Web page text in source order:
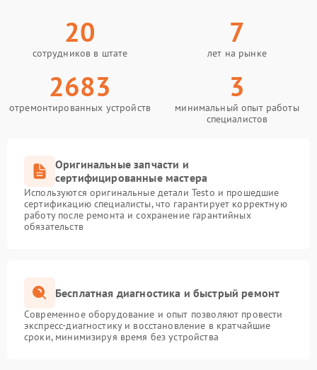
20
сотрудников в штате
7
лет на рынке
2683
отремонтированных устройств
3
минимальный опыт работы
специалистов
Оригинальные запчасти и
сертифицированные мастера
Используются оригинальные детали Testo и прошедшие
сертификацию специалисты, что гарантирует корректную
работу после ремонта и сохранение гарантийных
обязательств
Бесплатная диагностика и быстрый ремонт
Современное оборудование и опыт позволяют провести
экспресс-диагностику и восстановление в кратчайшие
сроки, минимизируя время без устройства